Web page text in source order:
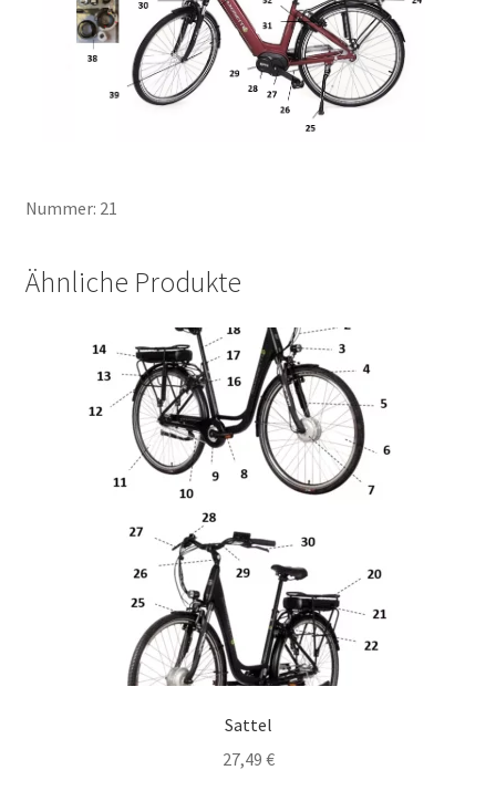
Nummer: 21
Ähnliche Produkte
Sattel
27,49 €